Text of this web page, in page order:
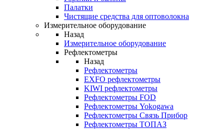
Палатки
Чистящие средства для оптоволокна
Измерительное оборудование
Назад
Измерительное оборудование
Рефлектометры
Назад
Рефлектометры
EXFO рефлектометры
KIWI рефлектометры
Рефлектометры FOD
Рефлектометры Yokogawa
Рефлектометры Связь Прибор
Рефлектометры ТОПАЗ